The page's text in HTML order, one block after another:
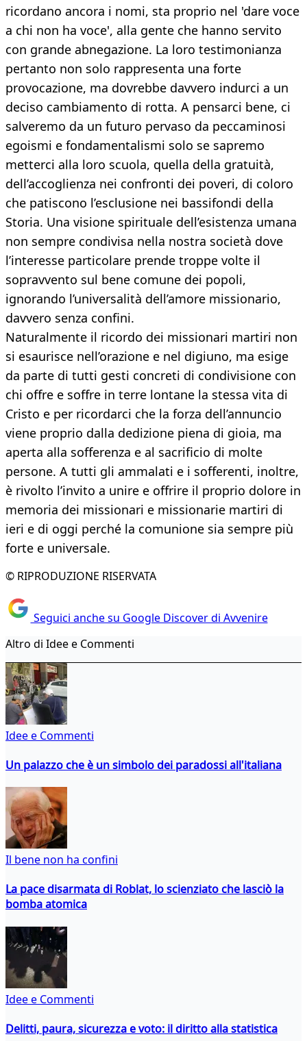
ricordano ancora i nomi, sta proprio nel 'dare voce
a chi non ha voce', alla gente che hanno servito
con grande abnegazione. La loro testimonianza
pertanto non solo rappresenta una forte
provocazione, ma dovrebbe davvero indurci a un
deciso cambiamento di rotta. A pensarci bene, ci
salveremo da un futuro pervaso da peccaminosi
egoismi e fondamentalismi solo se sapremo
metterci alla loro scuola, quella della gratuità,
dell’accoglienza nei confronti dei poveri, di coloro
che patiscono l’esclusione nei bassifondi della
Storia. Una visione spirituale dell’esistenza umana
non sempre condivisa nella nostra società dove
l’interesse particolare prende troppe volte il
sopravvento sul bene comune dei popoli,
ignorando l’universalità dell’amore missionario,
davvero senza confini.
Naturalmente il ricordo dei missionari martiri non
si esaurisce nell’orazione e nel digiuno, ma esige
da parte di tutti gesti concreti di condivisione con
chi offre e soffre in terre lontane la stessa vita di
Cristo e per ricordarci che la forza dell’annuncio
viene proprio dalla dedizione piena di gioia, ma
aperta alla sofferenza e al sacrificio di molte
persone. A tutti gli ammalati e i sofferenti, inoltre,
è rivolto l’invito a unire e offrire il proprio dolore in
memoria dei missionari e missionarie martiri di
ieri e di oggi perché la comunione sia sempre più
forte e universale.
© RIPRODUZIONE RISERVATA
Seguici anche su Google Discover di Avvenire
Altro di Idee e Commenti
Idee e Commenti
Un palazzo che è un simbolo dei paradossi all'italiana
Il bene non ha confini
La pace disarmata di Roblat, lo scienziato che lasciò la
bomba atomica
Idee e Commenti
Delitti, paura, sicurezza e voto: il diritto alla statistica